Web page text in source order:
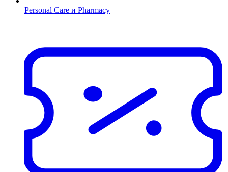
Personal Care и Pharmacy